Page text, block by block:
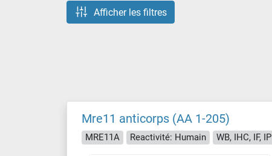
Afficher les filtres
Mre11 anticorps (AA 1-205)
MRE11A Reactivité: Humain WB, IHC, IF, IP